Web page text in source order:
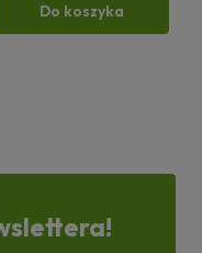
Do koszyka